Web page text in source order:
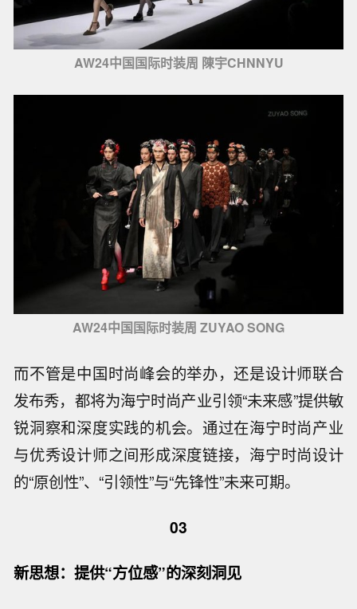
AW24中国国际时装周 陳宇CHNNYU
AW24中国国际时装周 ZUYAO SONG
而不管是中国时尚峰会的举办，还是设计师联合
发布秀，都将为海宁时尚产业引领“未来感”提供敏
锐洞察和深度实践的机会。通过在海宁时尚产业
与优秀设计师之间形成深度链接，海宁时尚设计
的“原创性”、“引领性”与“先锋性”未来可期。
03
新思想：提供“方位感”的深刻洞见